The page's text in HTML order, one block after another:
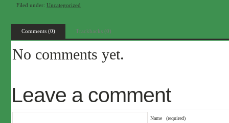
Filed under: Uncategorized
Comments (0) Trackbacks (0)
No comments yet.
Leave a comment
Name (required)